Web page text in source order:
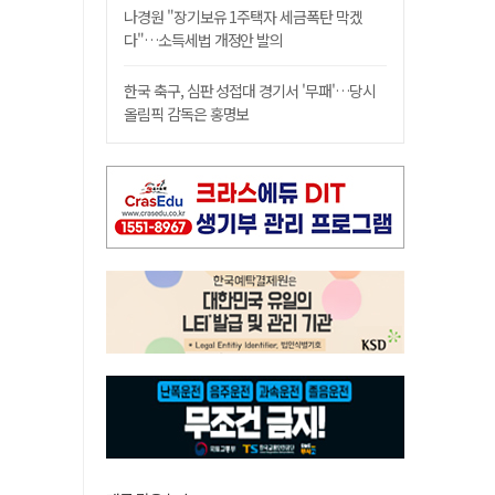
나경원 "장기보유 1주택자 세금폭탄 막겠
다"…소득세법 개정안 발의
한국 축구, 심판 성접대 경기서 '무패'…당시
올림픽 감독은 홍명보